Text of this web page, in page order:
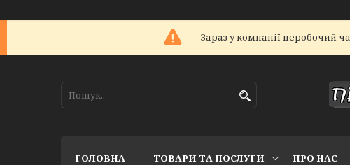
Зараз у компанії неробочий
ГОЛОВНА ТОВАРИ ТА ПОСЛУГИ ПРО НАС